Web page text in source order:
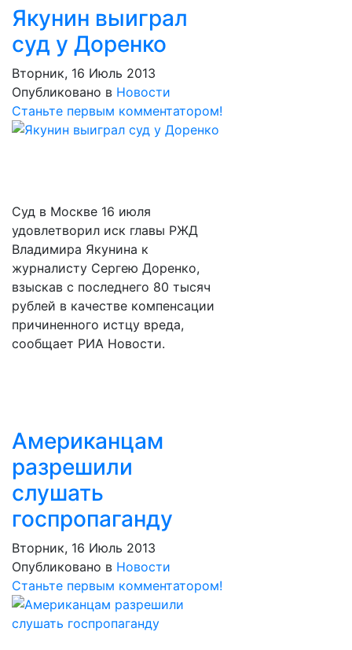
Якунин выиграл
суд у Доренко
Вторник, 16 Июль 2013
Опубликовано в Новости
Станьте первым комментатором!
Суд в Москве 16 июля
удовлетворил иск главы РЖД
Владимира Якунина к
журналисту Сергею Доренко,
взыскав с последнего 80 тысяч
рублей в качестве компенсации
причиненного истцу вреда,
сообщает РИА Новости.
Американцам
разрешили
слушать
госпропаганду
Вторник, 16 Июль 2013
Опубликовано в Новости
Станьте первым комментатором!